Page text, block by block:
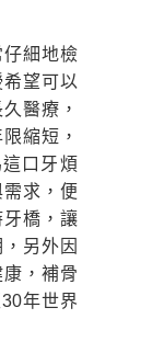
細地檢
望可以
醫療，
縮短，
口牙煩
求，便
橋，讓
另外因
，補骨
年世界